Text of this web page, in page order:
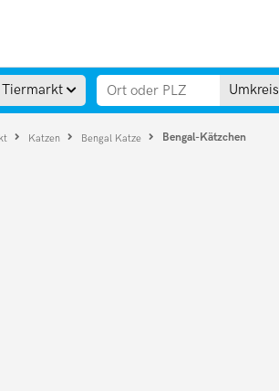
Tiermarkt Umkreis
Katzen Bengal Katze Bengal-Kätzchen